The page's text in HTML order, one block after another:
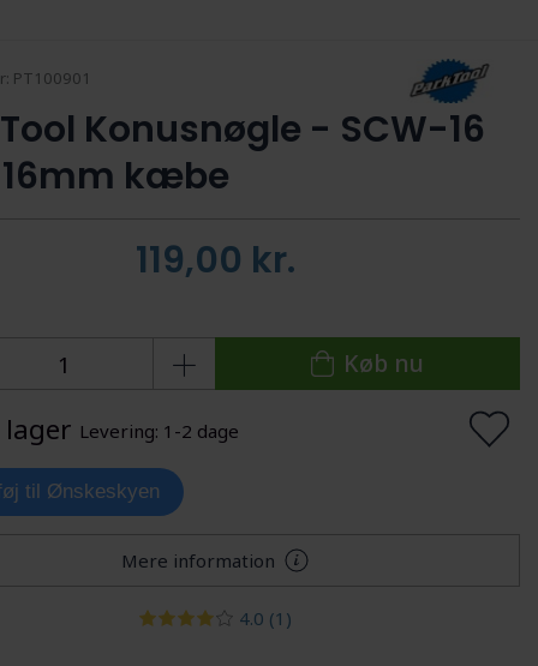
PT100901
Konusnøgle - SCW-16
kæbe
119,00 kr.
Køb nu
Levering: 1-2 dage
til Ønskeskyen
Mere information
4.0 (1)